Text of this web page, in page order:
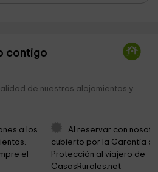
3,6 km
3,9 km
4,3 km
contigo
de nuestros alojamientos y
a los
el
Al reservar con
cubierto por la Garantía
Protección al viajero de
CasasRurales.net